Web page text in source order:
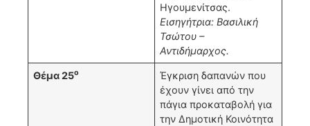
Ηγουμενίτσας.
Εισηγήτρια: Βασιλική
Τσώτου –
Αντιδήμαρχος.
Θέμα 25ο
Έγκριση δαπανών που
έχουν γίνει από την
πάγια προκαταβολή για
την Δημοτική Κοινότητα